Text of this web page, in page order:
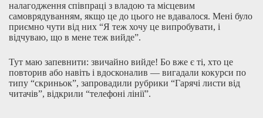
налагодження співпраці з владою та місцевим
самоврядуванням, якщо це до цього не вдавалося. Мені було
приємно чути від них “Я теж хочу це випробувати, і
відчуваю, що в мене теж вийде”.
Тут маю запевнити: звичайно вийде! Бо вже є ті, хто це
повторив або навіть і вдосконалив — вигадали кокурси по
типу “скриньок”, запровадили рубрики “Гарячі листи від
читачів”, відкрили “телефоні лінії”.